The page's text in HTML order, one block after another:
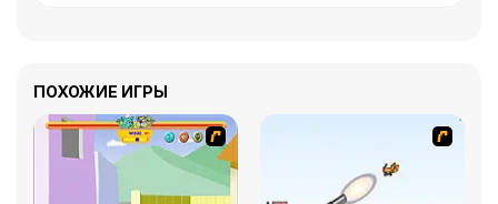
ПОХОЖИЕ ИГРЫ